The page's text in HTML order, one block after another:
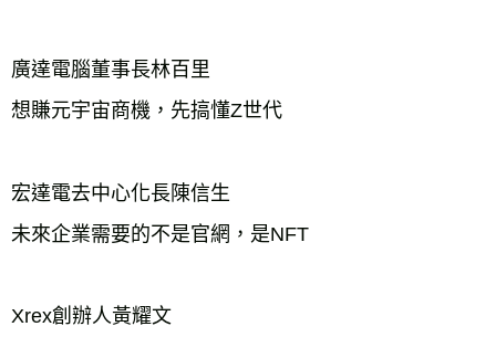
廣達電腦董事長林百里
想賺元宇宙商機，先搞懂Z世代
宏達電去中心化長陳信生
未來企業需要的不是官網，是NFT
Xrex創辦人黃耀文